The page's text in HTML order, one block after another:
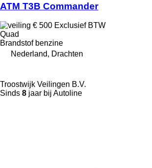
ATM T3B Commander
€ 500 Exclusief BTW
Quad
Brandstof benzine
Nederland, Drachten
Troostwijk Veilingen B.V.
Sinds 8 jaar bij Autoline